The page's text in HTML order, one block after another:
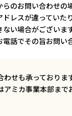
らのお問い合わせの
ドレスが違っていた
い場合がございます
話でその旨お問い
せも承っております
ミカ事業本部まで